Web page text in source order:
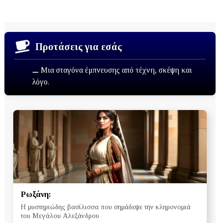
Προτάσεις για εσάς
⚊ Μια σταγόνα έμπνευσης από τέχνη, σκέψη και
λόγο.
Ρωξάνη:
Η μυστηριώδης βασίλισσα που σημάδεψε την κληρονομιά
του Μεγάλου Αλεξάνδρου